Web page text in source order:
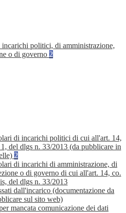
politici, di amministrazione,
o di governo 2
di incarichi politici di cui all'art. 14,
del dlgs n. 33/2013 (da pubblicare in
2
di incarichi di amministrazione, di
o di governo di cui all'art. 14, co.
del dlgs n. 33/2013
dall'incarico (documentazione da
sul sito web)
mancata comunicazione dei dati